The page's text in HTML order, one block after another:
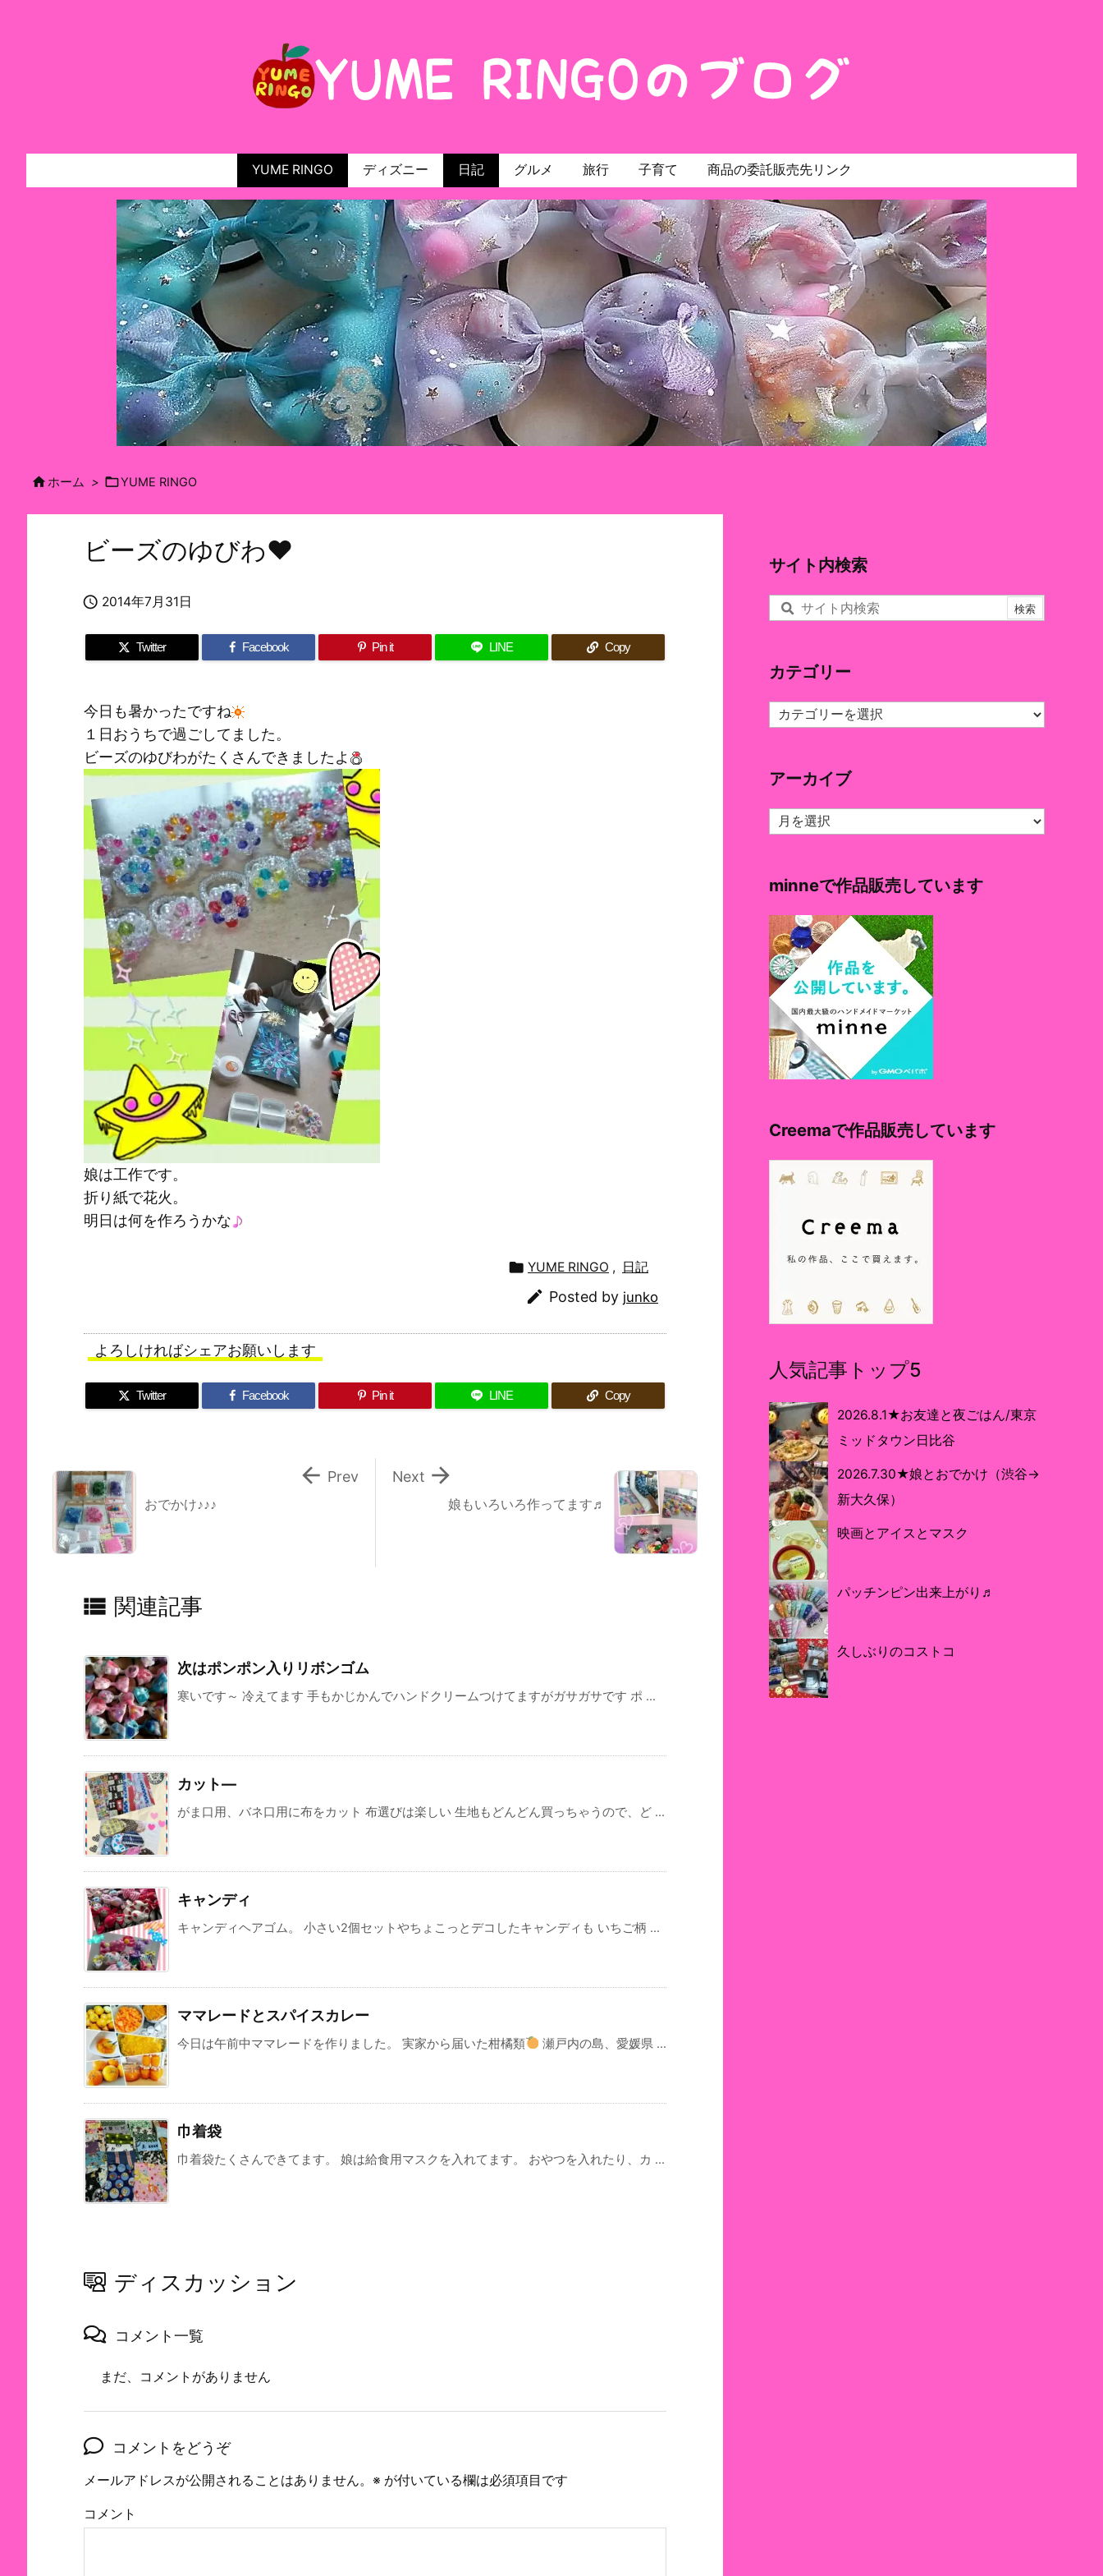
YUME RINGO ディズニー 日記 グルメ 旅行 子育て 商品の委託販売先リンク
ホーム > YUME RINGO
ビーズのゆびわ♥
 2014年7月31日
Twitter Facebook Pin it LINE Copy
今日も暑かったですね
１日おうちで過ごしてました。
ビーズのゆびわがたくさんできましたよ
娘は工作です。
折り紙で花火。
明日は何を作ろうかな
 YUME RINGO , 日記
 Posted by junko
よろしければシェアお願いします
Twitter Facebook Pin it LINE Copy
娘もいろいろ作ってます♬

Next
おでかけ♪♪♪
 Prev
 関連記事
次はポンポン入りリボンゴム
寒いです～ 冷えてます 手もかじかんでハンドクリームつけてますがガサガサです ポ ...
カット—
がま口用、バネ口用に布をカット 布選びは楽しい 生地もどんどん買っちゃうので、ど ...
キャンディ
キャンディヘアゴム。 小さい2個セットやちょこっとデコしたキャンディも いちご柄 ...
ママレードとスパイスカレー
今日は午前中ママレードを作りました。 実家から届いた柑橘類 瀬戸内の島、愛媛県 ...
巾着袋
巾着袋たくさんできてます。 娘は給食用マスクを入れてます。 おやつを入れたり、カ ...
ディスカッション
コメント一覧
まだ、コメントがありません
コメントをどうぞ
メールアドレスが公開されることはありません。 ※ が付いている欄は必須項目です
コメント
サイト内検索
カテゴリー
カ
テ
ー
アーカイブ
ア
ー
ブ
minneで作品販売しています
Creemaで作品販売しています
人気記事トップ5
2026.8.1★お友達と夜ごはん/東京
ミッドタウン日比谷
2026.7.30★娘とおでかけ（渋谷→
新大久保）
映画とアイスとマスク
パッチンピン出来上がり♬
久しぶりのコストコ